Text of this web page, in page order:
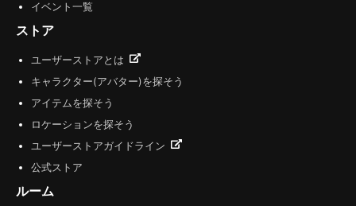
イベント一覧
ストア
ユーザーストアとは
キャラクター(アバター)を探そう
アイテムを探そう
ロケーションを探そう
ユーザーストアガイドライン
公式ストア
ルーム